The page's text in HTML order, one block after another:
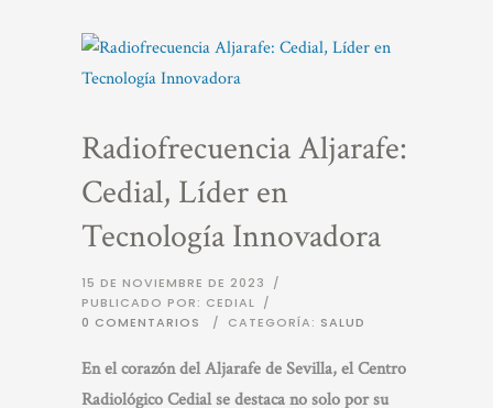
Radiofrecuencia Aljarafe:
Cedial, Líder en
Tecnología Innovadora
15 DE NOVIEMBRE DE 2023
/
PUBLICADO POR: CEDIAL /
0 COMENTARIOS
/ CATEGORÍA: SALUD
En el corazón del Aljarafe de Sevilla, el Centro
Radiológico Cedial se destaca no solo por su